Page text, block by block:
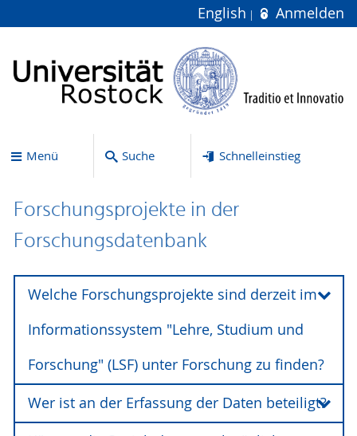
English Anmelden
Menü Suche Schnelleinstieg
Forschungsprojekte in der
Forschungsdatenbank
Welche Forschungsprojekte sind derzeit im
Informationssystem "Lehre, Studium und
Forschung" (LSF) unter Forschung zu finden?
Das System enthält sämtliche Drittmittelprojekte
(ausgenommen Universitätsmedizin), die seit
Wer ist an der Erfassung der Daten beteiligt?